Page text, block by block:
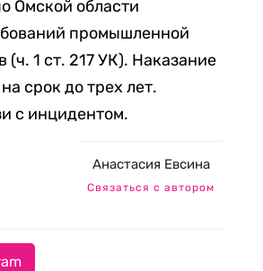
Омской области
промышленной
1 ст. 217 УК). Наказание
срок до трех лет.
с инцидентом.
Анастасия Евсина
Связаться с автором